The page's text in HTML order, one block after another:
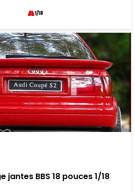
1/18
jantes BBS 18 pouces 1/18